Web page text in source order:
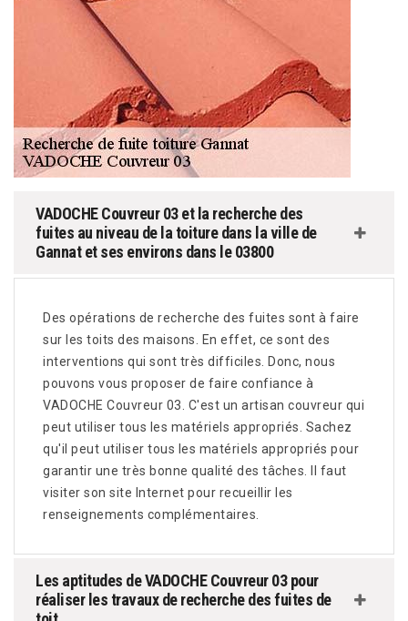
VADOCHE Couvreur 03 et la recherche des
fuites au niveau de la toiture dans la ville de
Gannat et ses environs dans le 03800
Des opérations de recherche des fuites sont à faire
sur les toits des maisons. En effet, ce sont des
interventions qui sont très difficiles. Donc, nous
pouvons vous proposer de faire confiance à
VADOCHE Couvreur 03. C'est un artisan couvreur qui
peut utiliser tous les matériels appropriés. Sachez
qu'il peut utiliser tous les matériels appropriés pour
garantir une très bonne qualité des tâches. Il faut
visiter son site Internet pour recueillir les
renseignements complémentaires.
Les aptitudes de VADOCHE Couvreur 03 pour
réaliser les travaux de recherche des fuites de